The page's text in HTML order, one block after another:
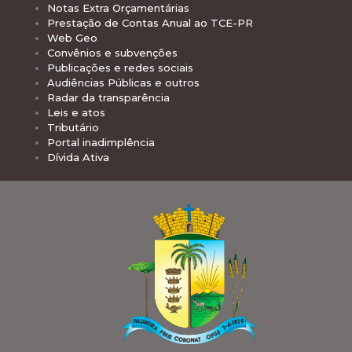
Notas Extra Orçamentárias
Prestação de Contas Anual ao TCE-PR
Web Geo
Convênios e subvenções
Publicações e redes sociais
Audiências Públicas e outros
Radar da transparência
Leis e atos
Tributário
Portal inadimplência
Dívida Ativa